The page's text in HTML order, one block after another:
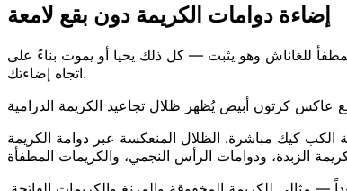
إضاءة دوامات الكريمة دون بقع لامعة
للغاناش وهو يثبت — كل ذلك يحيا أو يموت بناءً على
اتجاه إضاءتك.
عاكس كرتون أبيض يُظهر ظلال تجاعيد الكريمة الدرامية
كيك مباشرة. الظلال المنعكسة عبر دوامة الكريمة